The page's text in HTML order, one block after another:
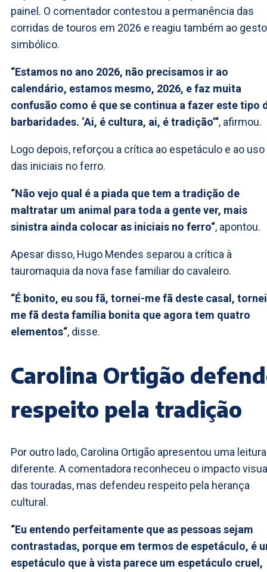
painel. O comentador contestou a permanência das
corridas de touros em 2026 e reagiu também ao gesto
simbólico.
“Estamos no ano 2026, não precisamos ir ao
calendário, estamos mesmo, 2026, e faz muita
confusão como é que se continua a fazer este tipo
barbaridades. ‘Ai, é cultura, ai, é tradição’“, afirmou.
Logo depois, reforçou a crítica ao espetáculo e ao uso
das iniciais no ferro.
“Não vejo qual é a piada que tem a tradição de
maltratar um animal para toda a gente ver, mais
sinistra ainda colocar as iniciais no ferro“, apontou.
Apesar disso, Hugo Mendes separou a crítica à
tauromaquia da nova fase familiar do cavaleiro.
“É bonito, eu sou fã, tornei-me fã deste casal,
me fã desta família bonita que agora tem quatro
elementos“, disse.
Carolina Ortigão
respeito pela tradição
Por outro lado, Carolina Ortigão apresentou uma leitura
diferente. A comentadora reconheceu o impacto
das touradas, mas defendeu respeito pela herança
cultural.
“Eu entendo perfeitamente que as pessoas sejam
contrastadas, porque em termos de espetáculo, é
espetáculo que à vista parece um espetáculo cruel,